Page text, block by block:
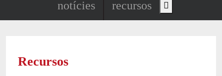
notícies recursos Show main menu
Recursos